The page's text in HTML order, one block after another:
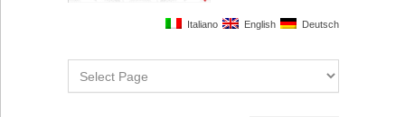
Italiano English Deutsch